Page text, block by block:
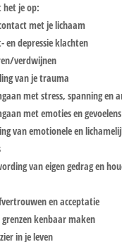
het je op:
met je lichaam
en depressie klachten
verdwijnen
van je trauma
met stress, spanning en
met emoties en gevoelens
van emotionele en
van eigen gedrag en
en acceptatie
grenzen kenbaar maken
in je leven